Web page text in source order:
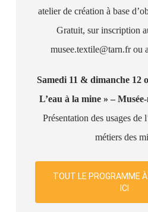
atelier de création à base
Gratuit, sur inscription
musee.textile@tarn.fr ou
Samedi 11 & dimanche 12
L’eau à la mine » –
Présentation des usages de
métiers des
TOUT LE PROGRAMME
ICI